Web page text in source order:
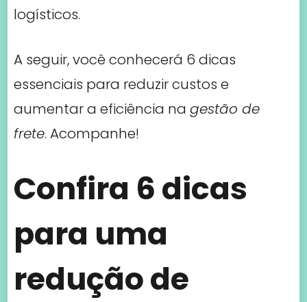
logísticos.
A seguir, você conhecerá 6 dicas
essenciais para reduzir custos e
aumentar a eficiência na gestão de
frete. Acompanhe!
Confira 6 dicas
para uma
redução de